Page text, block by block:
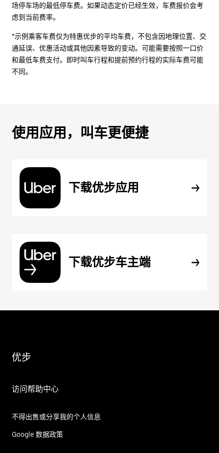
场停车场的最低停车费。如果动态定价已经生效，车费报价会考
虑到当前费率。
*示例乘客车费仅为特惠优步的平均车费，不包含因地理位置、交
通延误、优惠活动或其他因素导致的变动。可能需要按照一口价
和最低车费支付。即时叫车行程和提前预约行程的实际车费可能
不同。
使用应用，叫车更便捷
下载优步应用
下载优步车主端
优步
访问帮助中心
不得出售或分享我的个人信息
Google 数据政策